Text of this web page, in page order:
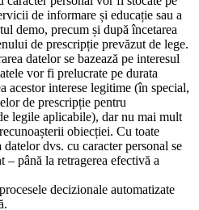
de informare și educație sau a
demo, precum și după încetarea
de prescripție prevăzut de lege.
datelor se bazează pe interesul
vor fi prelucrate pe durata
acestor interese legitime (în special,
de prescripție pentru
legile aplicabile), dar nu mai mult
obiecției. Cu toate
datelor dvs. cu caracter personal se
– până la retragerea efectivă a
decizionale automatizate